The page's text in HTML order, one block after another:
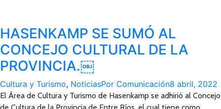
HASENKAMP SE SUMÓ AL
CONCEJO CULTURAL DE LA
PROVINCIA.￼
Cultura y Turismo, NoticiasPor Comunicación8 abril, 2022
El Área de Cultura y Turismo de Hasenkamp se adhirió al Concejo